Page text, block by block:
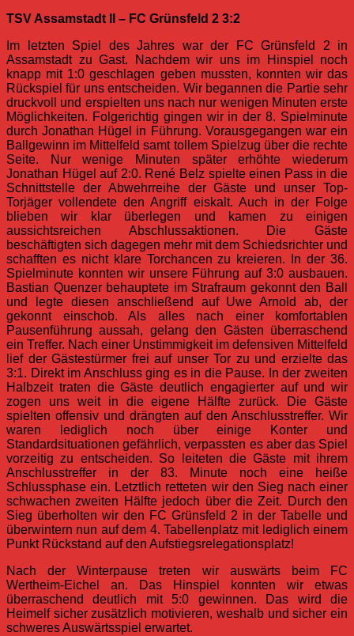
TSV Assamstadt II – FC Grünsfeld 2 3:2
Im letzten Spiel des Jahres war der FC Grünsfeld 2 in
Assamstadt zu Gast. Nachdem wir uns im Hinspiel noch
knapp mit 1:0 geschlagen geben mussten, konnten wir das
Rückspiel für uns entscheiden. Wir begannen die Partie sehr
druckvoll und erspielten uns nach nur wenigen Minuten erste
Möglichkeiten. Folgerichtig gingen wir in der 8. Spielminute
durch Jonathan Hügel in Führung. Vorausgegangen war ein
Ballgewinn im Mittelfeld samt tollem Spielzug über die rechte
Seite. Nur wenige Minuten später erhöhte wiederum
Jonathan Hügel auf 2:0. René Belz spielte einen Pass in die
Schnittstelle der Abwehrreihe der Gäste und unser Top-
Torjäger vollendete den Angriff eiskalt. Auch in der Folge
blieben wir klar überlegen und kamen zu einigen
aussichtsreichen Abschlussaktionen. Die Gäste
beschäftigten sich dagegen mehr mit dem Schiedsrichter und
schafften es nicht klare Torchancen zu kreieren. In der 36.
Spielminute konnten wir unsere Führung auf 3:0 ausbauen.
Bastian Quenzer behauptete im Strafraum gekonnt den Ball
und legte diesen anschließend auf Uwe Arnold ab, der
gekonnt einschob. Als alles nach einer komfortablen
Pausenführung aussah, gelang den Gästen überraschend
ein Treffer. Nach einer Unstimmigkeit im defensiven Mittelfeld
lief der Gästestürmer frei auf unser Tor zu und erzielte das
3:1. Direkt im Anschluss ging es in die Pause. In der zweiten
Halbzeit traten die Gäste deutlich engagierter auf und wir
zogen uns weit in die eigene Hälfte zurück. Die Gäste
spielten offensiv und drängten auf den Anschlusstreffer. Wir
waren lediglich noch über einige Konter und
Standardsituationen gefährlich, verpassten es aber das Spiel
vorzeitig zu entscheiden. So leiteten die Gäste mit ihrem
Anschlusstreffer in der 83. Minute noch eine heiße
Schlussphase ein. Letztlich retteten wir den Sieg nach einer
schwachen zweiten Hälfte jedoch über die Zeit. Durch den
Sieg überholten wir den FC Grünsfeld 2 in der Tabelle und
überwintern nun auf dem 4. Tabellenplatz mit lediglich einem
Punkt Rückstand auf den Aufstiegsrelegationsplatz!
Nach der Winterpause treten wir auswärts beim FC
Wertheim-Eichel an. Das Hinspiel konnten wir etwas
überraschend deutlich mit 5:0 gewinnen. Das wird die
Heimelf sicher zusätzlich motivieren, weshalb und sicher ein
schweres Auswärtsspiel erwartet.